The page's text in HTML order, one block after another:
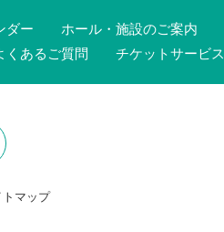
ダー
ホール・施設のご案内
くあるご質問 チケットサービス
トマップ